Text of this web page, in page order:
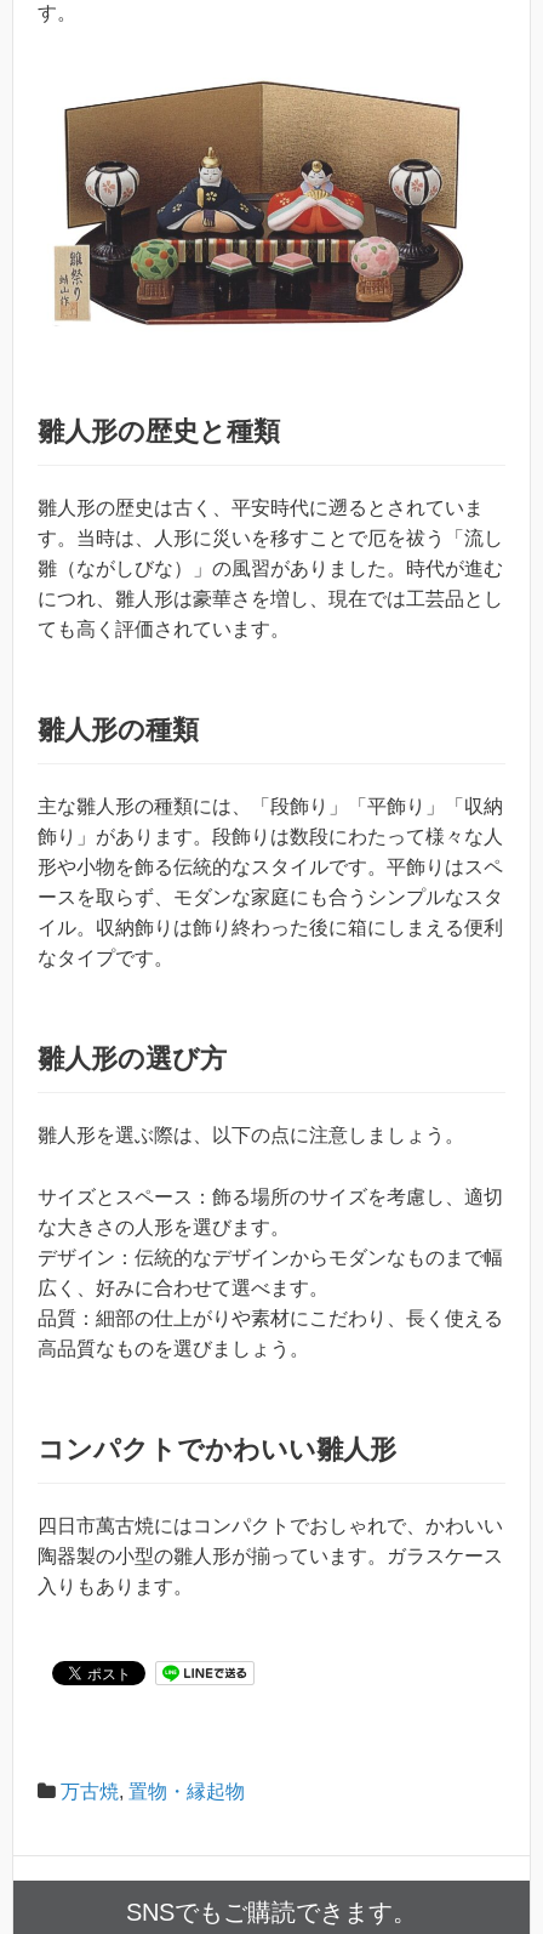
す。
雛人形の歴史と種類
雛人形の歴史は古く、平安時代に遡るとされていま
す。当時は、人形に災いを移すことで厄を祓う「流し
雛（ながしびな）」の風習がありました。時代が進む
につれ、雛人形は豪華さを増し、現在では工芸品とし
ても高く評価されています。
雛人形の種類
主な雛人形の種類には、「段飾り」「平飾り」「収納
飾り」があります。段飾りは数段にわたって様々な人
形や小物を飾る伝統的なスタイルです。平飾りはスペ
ースを取らず、モダンな家庭にも合うシンプルなスタ
イル。収納飾りは飾り終わった後に箱にしまえる便利
なタイプです。
雛人形の選び方
雛人形を選ぶ際は、以下の点に注意しましょう。
サイズとスペース：飾る場所のサイズを考慮し、適切
な大きさの人形を選びます。
デザイン：伝統的なデザインからモダンなものまで幅
広く、好みに合わせて選べます。
品質：細部の仕上がりや素材にこだわり、長く使える
高品質なものを選びましょう。
コンパクトでかわいい雛人形
四日市萬古焼にはコンパクトでおしゃれで、かわいい
陶器製の小型の雛人形が揃っています。ガラスケース
入りもあります。
万古焼, 置物・縁起物
SNSでもご購読できます。